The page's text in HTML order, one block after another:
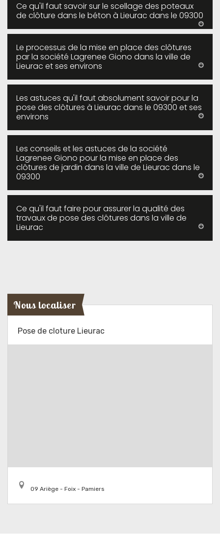
Ce qu'il faut savoir sur le scellage des poteaux
de clôture dans le béton à Lieurac dans le 09300
Le processus de la mise en place des clôtures
par la société Lagrenee Giono dans la ville de
Lieurac et ses environs
Les astuces qu'il faut absolument savoir pour la
pose des clôtures à Lieurac dans le 09300 et ses
environs
Les conseils et les astuces de la société
Lagrenee Giono pour la mise en place des
clôtures de jardin dans la ville de Lieurac dans le
09300
Ce qu'il faut faire pour assurer la qualité des
travaux de pose des clôtures dans la ville de
Lieurac
Nous localiser
Pose de cloture Lieurac
09 Ariège - Foix - Pamiers